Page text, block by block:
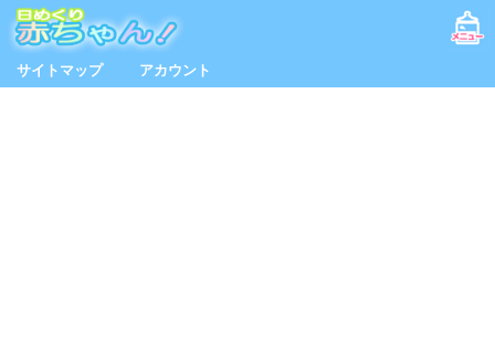
サイトマップ アカウント